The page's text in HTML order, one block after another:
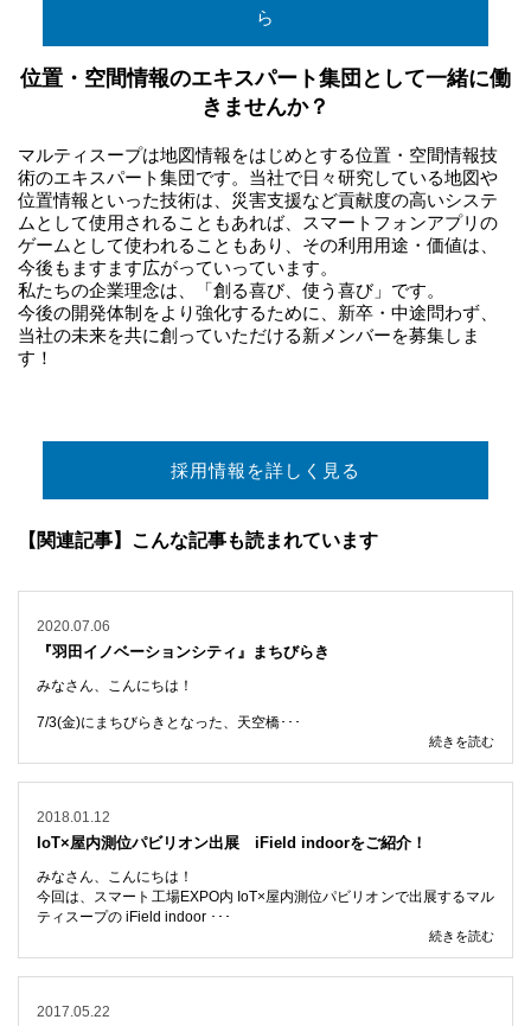
ら
位置・空間情報のエキスパート集団として一緒に働
きませんか？
マルティスープは地図情報をはじめとする位置・空間情報技
術のエキスパート集団です。当社で日々研究している地図や
位置情報といった技術は、災害支援など貢献度の高いシステ
ムとして使用されることもあれば、スマートフォンアプリの
ゲームとして使われることもあり、その利用用途・価値は、
今後もますます広がっていっています。
私たちの企業理念は、「創る喜び、使う喜び」です。
今後の開発体制をより強化するために、新卒・中途問わず、
当社の未来を共に創っていただける新メンバーを募集しま
す！
採用情報を詳しく見る
【関連記事】こんな記事も読まれています
2020.07.06
『羽田イノベーションシティ』まちびらき
みなさん、こんにちは！
7/3(金)にまちびらきとなった、天空橋･･･
続きを読む
2018.01.12
IoT×屋内測位パビリオン出展 iField indoorをご紹介！
みなさん、こんにちは！
今回は、スマート工場EXPO内 IoT×屋内測位パビリオンで出展するマル
ティスープの iField indoor ･･･
続きを読む
2017.05.22